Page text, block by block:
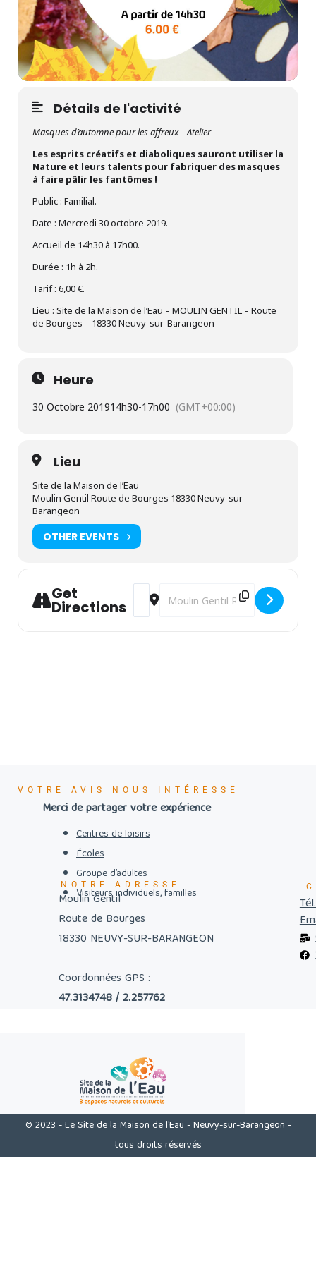
Détails de l'activité
Masques d’automne pour les affreux – Atelier
Les esprits créatifs et diaboliques sauront utiliser la
Nature et leurs talents pour fabriquer des masques
à faire pâlir les fantômes !
Public : Familial.
Date : Mercredi 30 octobre 2019.
Accueil de 14h30 à 17h00.
Durée : 1h à 2h.
Tarif : 6,00 €.
Lieu : Site de la Maison de l’Eau – MOULIN GENTIL – Route
de Bourges – 18330 Neuvy-sur-Barangeon
Heure
30 Octobre 201914h30-17h00 (GMT+00:00)
Lieu
Site de la Maison de l’Eau
Moulin Gentil Route de Bourges 18330 Neuvy-sur-
Barangeon
OTHER EVENTS
Get
Directions
Address - Masques d'automne pour
Destination Address - Masques
VOTRE AVIS NOUS INTÉRESSE
Merci de partager votre expérience
Centres de loisirs
Écoles
Groupe d’adultes
Visiteurs individuels, familles
NOTRE ADRESSE
Moulin Gentil
Route de Bourges
18330 NEUVY-SUR-BARANGEON
Coordonnées GPS :
47.3134748 / 2.257762
© 2023 - Le Site de la Maison de l'Eau - Neuvy-sur-Barangeon -
tous droits réservés